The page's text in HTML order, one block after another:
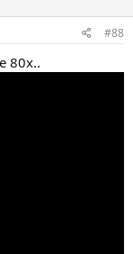
#88
80х..